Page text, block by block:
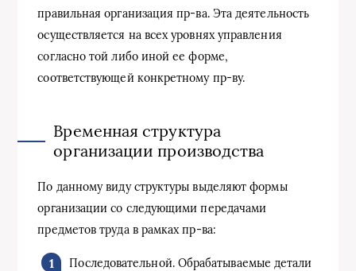
правильная организация пр-ва. Эта деятельность
осуществляется на всех уровнях управления
согласно той либо иной ее форме,
соответствующей конкретному пр-ву.
Временная структура
организации производства
По данному виду структуры выделяют формы
организации со следующими передачами
предметов труда в рамках пр-ва:
Последовательной. Обрабатываемые детали